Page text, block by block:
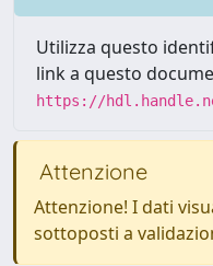
Utilizza questo
link a questo
https://
Attenzione
Attenzione! I dati
sottoposti a